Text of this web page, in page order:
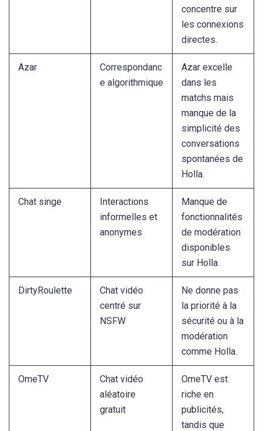
concentre sur
les connexions
directes.
Azar
Correspondanc
e algorithmique
Azar excelle
dans les
matchs mais
manque de la
simplicité des
conversations
spontanées de
Holla.
Chat singe
Interactions
informelles et
anonymes
Manque de
fonctionnalités
de modération
disponibles
sur Holla.
DirtyRoulette
Chat vidéo
centré sur
NSFW
Ne donne pas
la priorité à la
sécurité ou à la
modération
comme Holla.
OmeTV
Chat vidéo
aléatoire
gratuit
OmeTV est
riche en
publicités,
tandis que